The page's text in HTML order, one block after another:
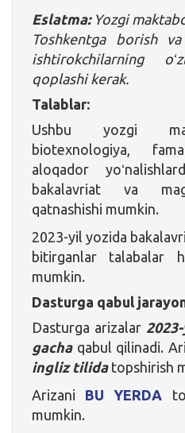
Eslatma:Yozgi
Toshkentga borish
ishtirokchilarning
qoplashi kerak.
Talablar:
Ushbu yozgi
biotexnologiya,
aloqador
bakalavriat va
qatnashishi mumkin.
2023-yil yozida
bitirganlar talabalar
mumkin.
Dasturga qabul
Dasturga arizalar
gachaqabul qilinadi.
ingliz tilida topshirish
Arizani BU YERDA
mumkin.